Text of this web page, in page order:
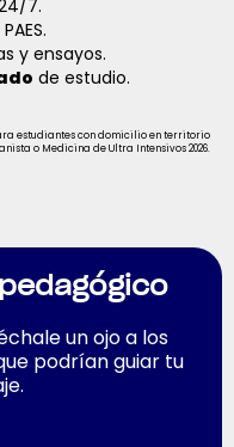
7.
y ensayos.
de estudio.
estudiantes con domicilio en territorio
o Medicina de Ultra Intensivos 2026.
un ojo a los
podrían guiar tu